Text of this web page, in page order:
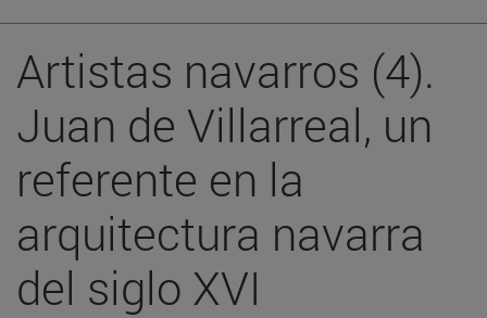
Artistas navarros (4).
Juan de Villarreal, un
referente en la
arquitectura navarra
del siglo XVI